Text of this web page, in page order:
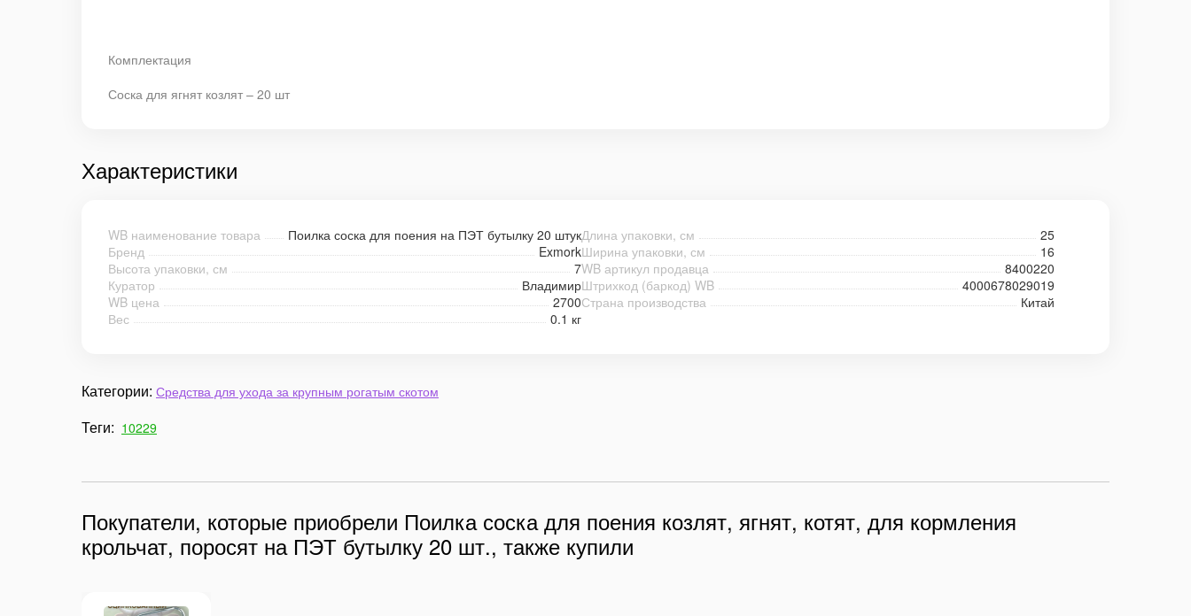
Комплектация
Соска для ягнят козлят – 20 шт
Характеристики
WB наименование товара Поилка соска для поения на ПЭТ бутылку 20 штукДлина упаковки, см
25
Бренд
ExmorkШирина упаковки, см
16
Высота упаковки, см
7WB артикул продавца
8400220
Куратор
ВладимирШтрихкод (баркод) WB
4000678029019
WB цена
2700Страна производства
Китай
Вес
0.1 кг
Категории: Средства для ухода за крупным рогатым скотом
Теги: 10229
Покупатели, которые приобрели Поилка соска для поения козлят, ягнят, котят, для кормления
крольчат, поросят на ПЭТ бутылку 20 шт., также купили